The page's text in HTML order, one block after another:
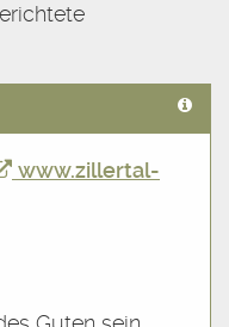
www.zillertal-